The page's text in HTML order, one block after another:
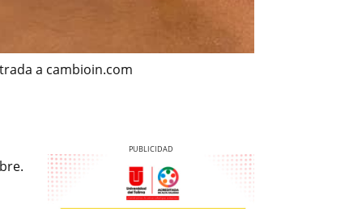
a cambioin.com